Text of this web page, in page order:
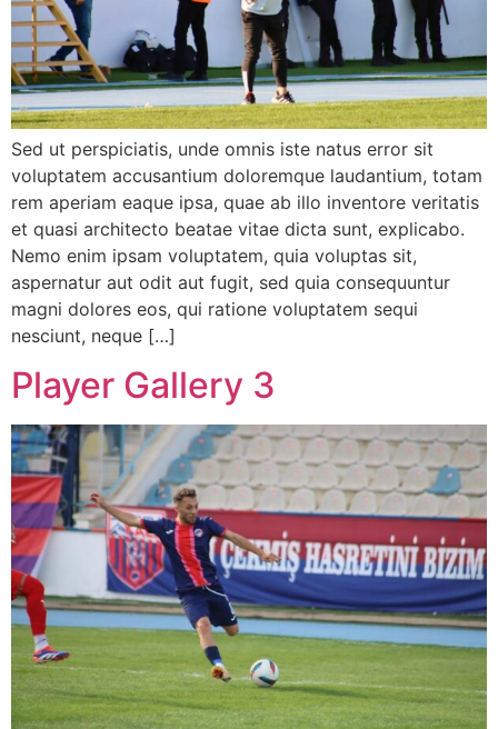
Sed ut perspiciatis, unde omnis iste natus error sit
voluptatem accusantium doloremque laudantium, totam
rem aperiam eaque ipsa, quae ab illo inventore veritatis
et quasi architecto beatae vitae dicta sunt, explicabo.
Nemo enim ipsam voluptatem, quia voluptas sit,
aspernatur aut odit aut fugit, sed quia consequuntur
magni dolores eos, qui ratione voluptatem sequi
nesciunt, neque […]
Player Gallery 3